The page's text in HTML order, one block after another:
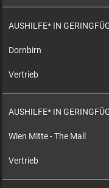
AUSHILFE* IN
Dornbirn
Vertrieb
AUSHILFE* IN
Wien Mitte - The Mall
Vertrieb